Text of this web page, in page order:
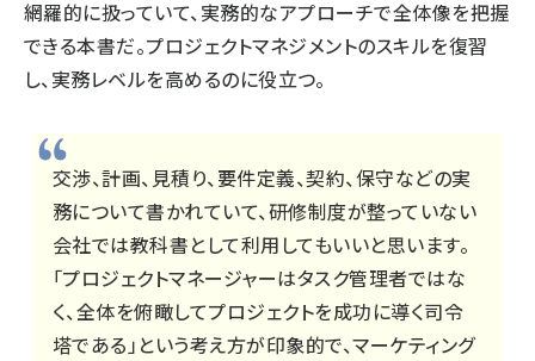
網羅的に扱っていて、実務的なアプローチで全体像を把握
できる本書だ。プロジェクトマネジメントのスキルを復習
し、実務レベルを高めるのに役立つ。
交渉、計画、見積り、要件定義、契約、保守などの実
務について書かれていて、研修制度が整っていない
会社では教科書として利用してもいいと思います。
「プロジェクトマネージャーはタスク管理者ではな
く、全体を俯瞰してプロジェクトを成功に導く司令
塔である」という考え方が印象的で、マーケティング